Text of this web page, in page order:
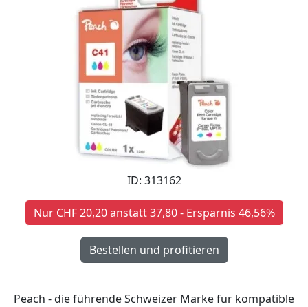
ID: 313162
Nur CHF 20,20 anstatt 37,80 - Ersparnis 46,56%
Peach - die führende Schweizer Marke für kompatible